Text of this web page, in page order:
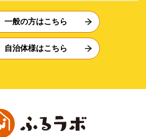
一般の方はこちら
自治体様はこちら